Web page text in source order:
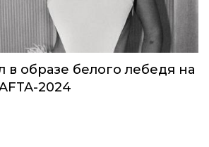
в образе белого лебедя на
2024